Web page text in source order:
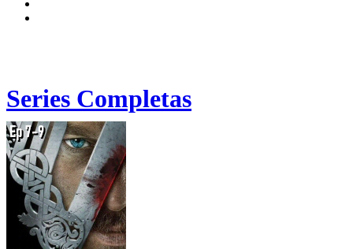
Series Completas